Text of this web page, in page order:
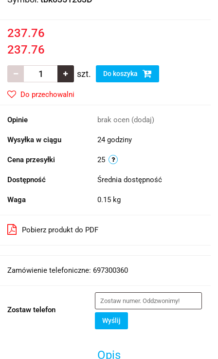
237.76
237.76
szt. Do koszyka
Do przechowalni
Opinie brak ocen (dodaj)
Wysyłka w ciągu 24 godziny
Cena przesyłki 25
Dostępność Średnia dostępność
Waga 0.15 kg
Pobierz produkt do PDF
Zamówienie telefoniczne: 697300360
Zostaw telefon
Wyślij
Opis